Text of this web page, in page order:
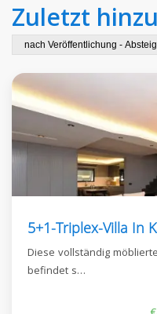
Zuletzt
nach Veröffentlichung -
5+1-Triplex-Villa In
Diese vollständig
befindet s…